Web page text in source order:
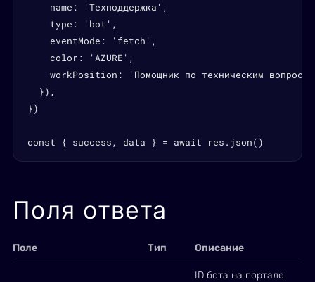
    name: 'Техподдержка',
    type: 'bot',
    eventMode: 'fetch',
    color: 'AZURE',
workPosition: 'Помощник по техническим
  }),
})
const { success, data } = await res.json()
Поля ответа
Поле Тип Описание
ID бота на портале